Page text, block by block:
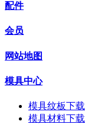
配件
会员
网站地图
模具中心
模具纹板下载
模具材料下载